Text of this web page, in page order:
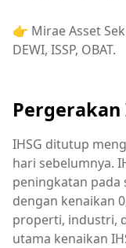
👉 Mirae Asset
DEWI, ISSP, OBAT.
Pergerakan
IHSG ditutup
hari sebelumnya.
peningkatan pada
dengan kenaikan
properti, industri,
utama kenaikan